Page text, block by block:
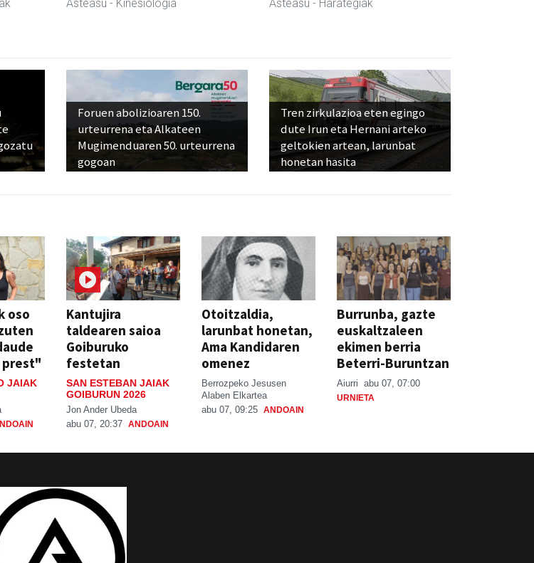
Asteasu - Kinesiologia Asteasu - Harategiak
Foruen abolizioaren 150.
urteurrena eta Alkateen
Mugimenduaren 50. urteurrena
gogoan
Tren zirkulazioa eten egingo
dute Irun eta Hernani arteko
geltokien artean, larunbat
honetan hasita
oso
prest"
JAIAK
Kantujira
taldearen saioa
Goiburuko
festetan
SAN ESTEBAN JAIAK
GOIBURUN 2026
Jon Ander Ubeda
abu 07, 20:37 ANDOAIN
Otoitzaldia,
larunbat honetan,
Ama Kandidaren
omenez
Berrozpeko Jesusen
Alaben Elkartea
abu 07, 09:25 ANDOAIN
Burrunba, gazte
euskaltzaleen
ekimen berria
Beterri-Buruntzan
Aiurri abu 07, 07:00
URNIETA